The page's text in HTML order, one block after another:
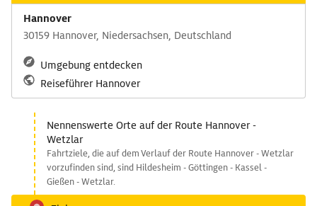
Hannover
30159 Hannover, Niedersachsen, Deutschland
Umgebung entdecken
Reiseführer Hannover
Nennenswerte Orte auf der Route Hannover -
Wetzlar
Fahrtziele, die auf dem Verlauf der Route Hannover - Wetzlar
vorzufinden sind, sind Hildesheim - Göttingen - Kassel -
Gießen - Wetzlar.